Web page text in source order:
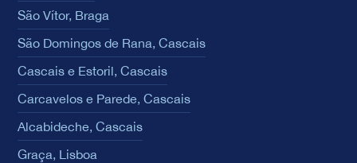
São Vítor, Braga
São Domingos de Rana, Cascais
Cascais e Estoril, Cascais
Carcavelos e Parede, Cascais
Alcabideche, Cascais
Graça, Lisboa